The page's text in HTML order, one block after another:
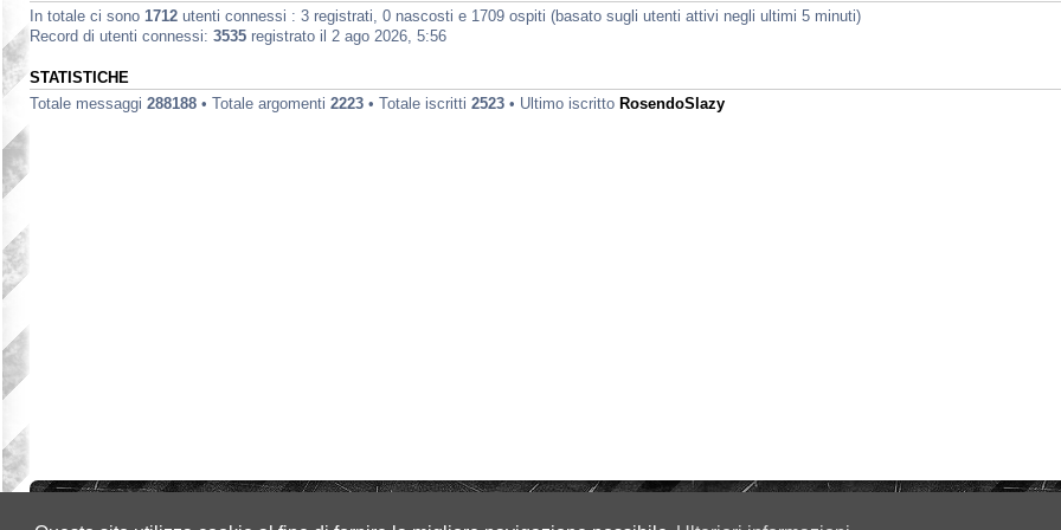
In totale ci sono 1712 utenti connessi : 3 registrati, 0 nascosti e 1709 ospiti (basato sugli utenti attivi negli ultimi 5 minuti)
Record di utenti connessi: 3535 registrato il 2 ago 2026, 5:56
STATISTICHE
Totale messaggi 288188 • Totale argomenti 2223 • Totale iscritti 2523 • Ultimo iscritto RosendoSlazy